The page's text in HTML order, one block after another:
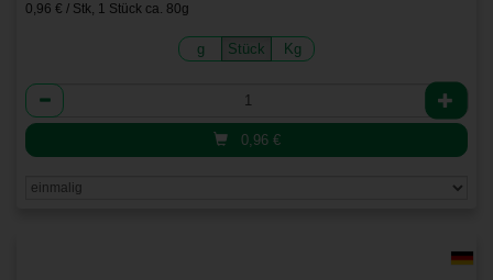
0,96 € / Stk, 1 Stück ca. 80g
g Stück Kg
Anzahl
0,96 €